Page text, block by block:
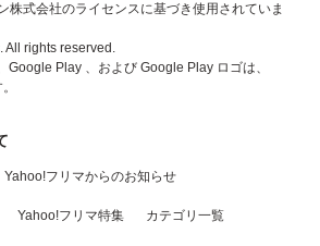
株式会社のライセンスに基づき使用されていま
All rights reserved.
Google Play 、および Google Play ロゴは、
Yahoo!フリマからのお知らせ
Yahoo!フリマ特集 カテゴリ一覧